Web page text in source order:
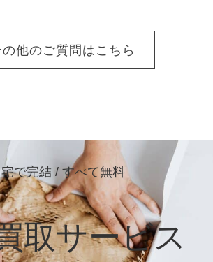
の他のご質問はこちら
宅で完結 / すべて無料
取サービス